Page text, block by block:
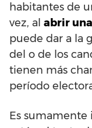
habitantes de
vez, al abrir
puede dar a la
del o de los
tienen más
período
Es sumamente